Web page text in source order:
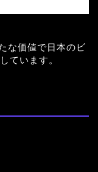
な価値で日本のビ
ています。